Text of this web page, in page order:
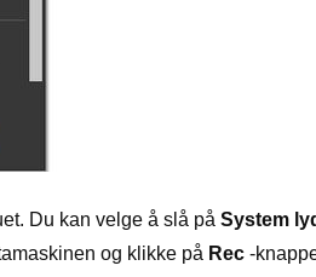
Du kan velge å slå på System
og klikke på Rec -